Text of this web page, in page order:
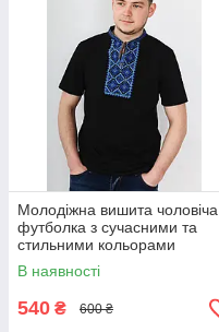
Молодіжна вишита чоловіча
футболка з сучасними та
стильними кольорами
вишивки ЧФ-09
В наявності
540 ₴ 600 ₴